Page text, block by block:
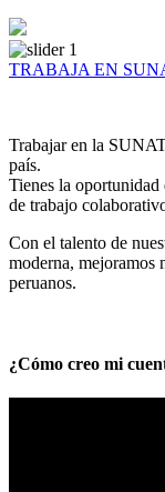
TRABAJA EN
Trabajar en la
país.
Tienes la oportunidad
de trabajo
Con el talento de
moderna, mejoramos
peruanos.
¿Cómo creo mi